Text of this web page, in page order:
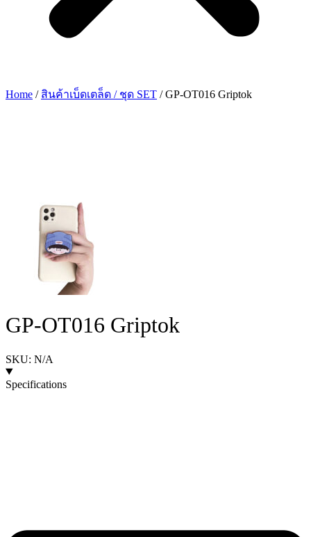
Home / สินค้าเบ็ดเตล็ด / ชุด SET / GP-OT016 Griptok
GP-OT016 Griptok
SKU: N/A
Specifications